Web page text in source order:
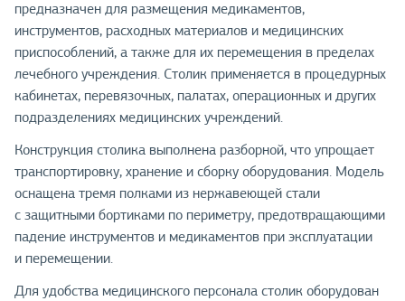
предназначен для размещения медикаментов,
инструментов, расходных материалов и медицинских
приспособлений, а также для их перемещения в пределах
лечебного учреждения. Столик применяется в процедурных
кабинетах, перевязочных, палатах, операционных и других
подразделениях медицинских учреждений.
Конструкция столика выполнена разборной, что упрощает
транспортировку, хранение и сборку оборудования. Модель
оснащена тремя полками из нержавеющей стали
с защитными бортиками по периметру, предотвращающими
падение инструментов и медикаментов при эксплуатации
и перемещении.
Для удобства медицинского персонала столик оборудован